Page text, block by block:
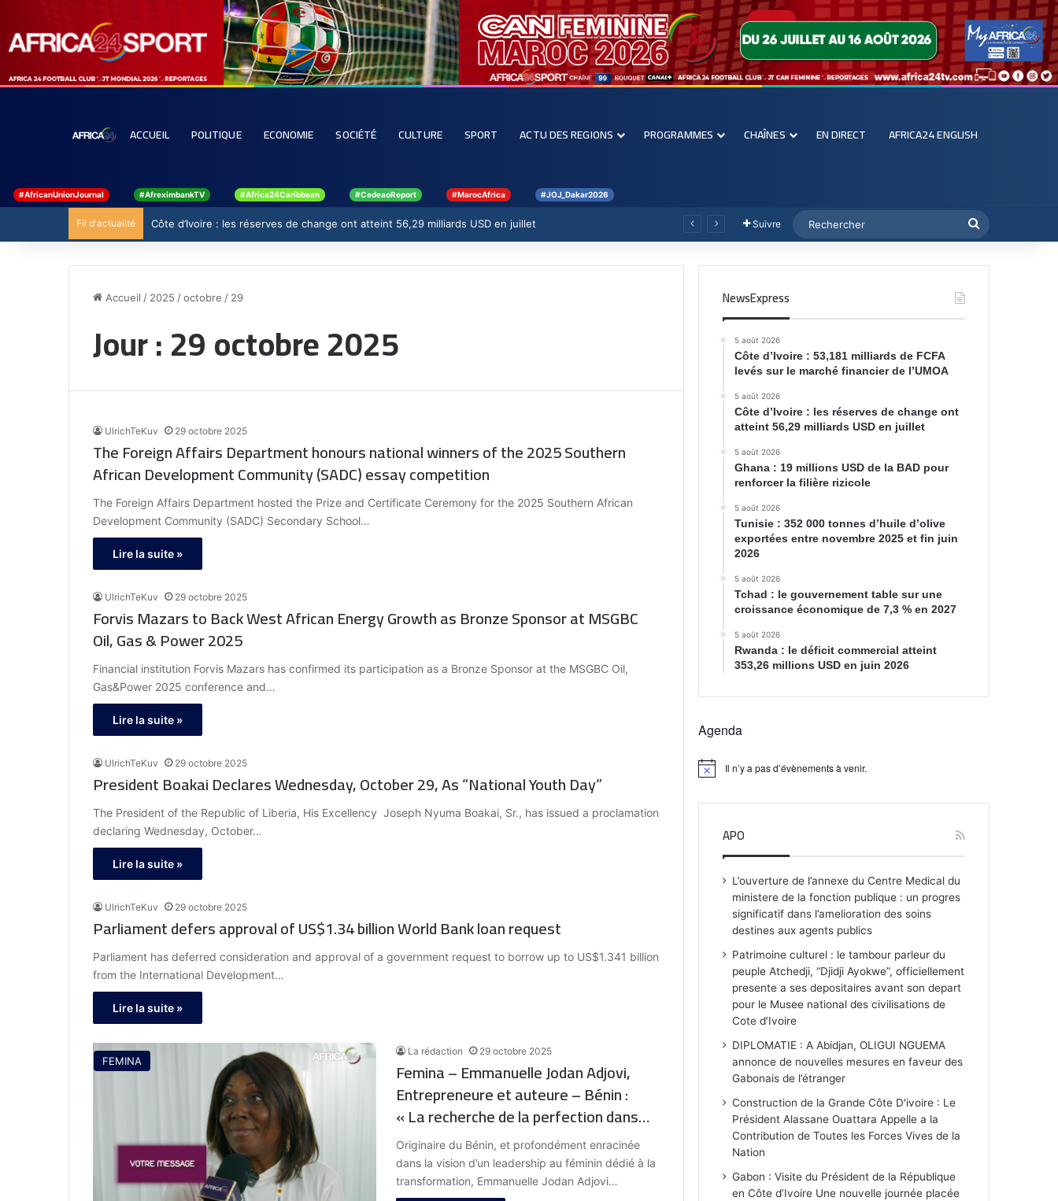
ACCUEIL POLITIQUE ECONOMIE SOCIÉTÉ CULTURE SPORT ACTU DES REGIONS PROGRAMMES CHAÎNES EN DIRECT AFRICA24 ENGLISH
#AfricanUnionJournal #AfreximbankTV #Africa24Caribbean #CedeaoReport #MarocAfrica #JOJ_Dakar2026
Fil d'actualité Côte d’Ivoire : les réserves de change ont atteint 56,29 milliards USD en juillet Suivre
Accueil / 2025 /octobre / 29
Jour :29 octobre 2025
UlrichTeKuv 29 octobre 2025
The Foreign Affairs Department honours national winners of the 2025 Southern
African Development Community (SADC) essay competition
The Foreign Affairs Department hosted the Prize and Certificate Ceremony for the 2025 Southern African
Development Community (SADC) Secondary School…
Lire la suite »
UlrichTeKuv 29 octobre 2025
Forvis Mazars to Back West African Energy Growth as Bronze Sponsor at MSGBC
Oil, Gas & Power 2025
Financial institution Forvis Mazars has confirmed its participation as a Bronze Sponsor at the MSGBC Oil,
Gas&Power 2025 conference and…
Lire la suite »
UlrichTeKuv 29 octobre 2025
President Boakai Declares Wednesday, October 29, As “National Youth Day”
The President of the Republic of Liberia, His Excellency Joseph Nyuma Boakai, Sr., has issued a proclamation
declaring Wednesday, October…
Lire la suite »
UlrichTeKuv 29 octobre 2025
Parliament defers approval of US$1.34 billion World Bank loan request
Parliament has deferred consideration and approval of a government request to borrow up to US$1.341 billion
from the International Development…
Lire la suite »
FEMINA
La rédaction 29 octobre 2025
Femina – Emmanuelle Jodan Adjovi,
Entrepreneure et auteure – Bénin :
« La recherche de la perfection dans
son domaine doit être une source de
motivation pour tous les créateurs de
mode »
Originaire du Bénin, et profondément enracinée
dans la vision d’un leadership au féminin dédié à la
transformation, Emmanuelle Jodan Adjovi…
NewsExpress
5 août 2026
Côte d’Ivoire : 53,181 milliards de FCFA
levés sur le marché financier de l’UMOA
5 août 2026
Côte d’Ivoire : les réserves de change ont
atteint 56,29 milliards USD en juillet
5 août 2026
Ghana : 19 millions USD de la BAD pour
renforcer la filière rizicole
5 août 2026
Tunisie : 352 000 tonnes d’huile d’olive
exportées entre novembre 2025 et fin juin
2026
5 août 2026
Tchad : le gouvernement table sur une
croissance économique de 7,3 % en 2027
5 août 2026
Rwanda : le déficit commercial atteint
353,26 millions USD en juin 2026
Agenda
N
Il n’y a pas d’évènements à venir.
APO
L’ouverture de l’annexe du Centre Medical du
ministere de la fonction publique : un progres
significatif dans l’amelioration des soins
destines aux agents publics
Patrimoine culturel : le tambour parleur du
peuple Atchedji, “Djidji Ayokwe”, officiellement
presente a ses depositaires avant son depart
pour le Musee national des civilisations de
Cote d’Ivoire
DIPLOMATIE : A Abidjan, OLIGUI NGUEMA
annonce de nouvelles mesures en faveur des
Gabonais de l’étranger
Construction de la Grande Côte D'ivoire : Le
Président Alassane Ouattara Appelle a la
Contribution de Toutes les Forces Vives de la
Nation
Gabon : Visite du Président de la République
en Côte d’Ivoire Une nouvelle journée placée